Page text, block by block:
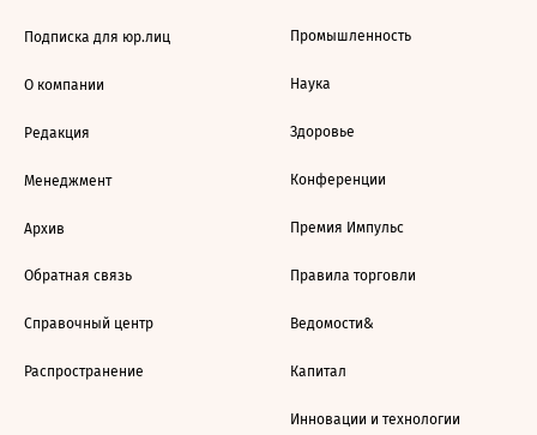
Подписка для юр.лиц
О компании
Редакция
Менеджмент
Архив
Обратная связь
Справочный центр
Распространение
Промышленность
Наука
Здоровье
Конференции
Премия Импульс
Правила торговли
Ведомости&
Капитал
Инновации и технологии